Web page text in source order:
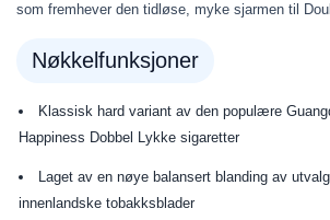
som fremhever den tidløse, myke sjarmen til
Nøkkelfunksjoner
Klassisk hard variant av den populære
Happiness Dobbel Lykke sigaretter
Laget av en nøye balansert blanding av
innenlandske tobakksblader